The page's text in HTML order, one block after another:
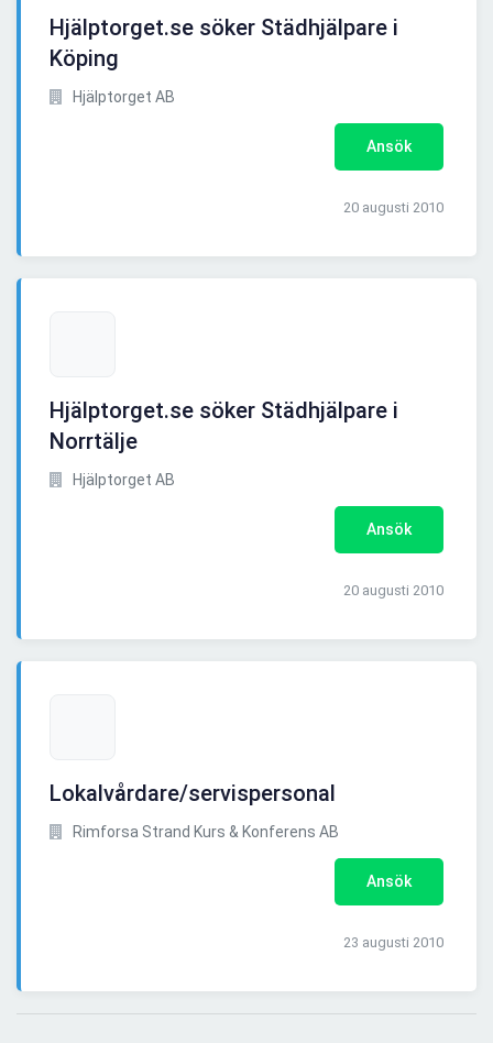
Hjälptorget.se söker Städhjälpare i
Köping
Hjälptorget AB
Ansök
20 augusti 2010
Hjälptorget.se söker Städhjälpare i
Norrtälje
Hjälptorget AB
Ansök
20 augusti 2010
Lokalvårdare/servispersonal
Rimforsa Strand Kurs & Konferens AB
Ansök
23 augusti 2010